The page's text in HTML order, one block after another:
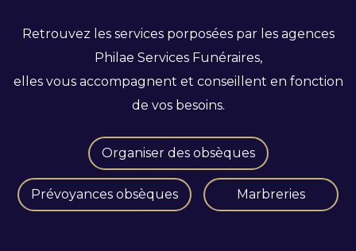
Retrouvez les services porposées par les agences
Philae Services Funéraires,
elles vous accompagnent et conseillent en fonction
de vos besoins.
Organiser des obsèques
Prévoyances obsèques Marbreries